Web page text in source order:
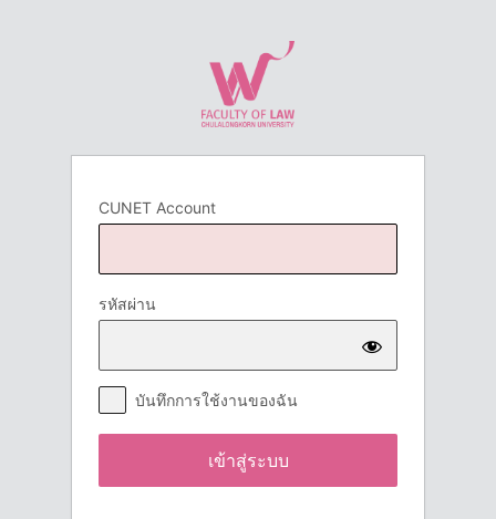
CUNET Account
รหัสผ่าน
บันทึกการใช้งานของฉัน